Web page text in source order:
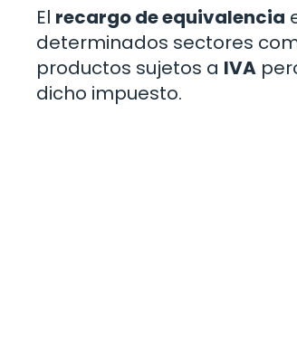
El recargo de equivalencia
determinados sectores
productos sujetos a IVA
dicho impuesto.